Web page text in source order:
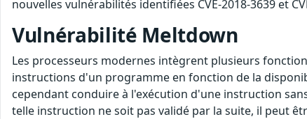
nouvelles vulnérabilités identifiées CVE-2018-3639 et
Vulnérabilité Meltdown
Les processeurs modernes intègrent plusieurs
instructions d'un programme en fonction de la
cependant conduire à l'exécution d'une instruction
telle instruction ne soit pas validé par la suite, il peut